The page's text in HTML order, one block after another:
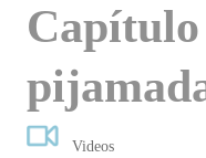
Videos